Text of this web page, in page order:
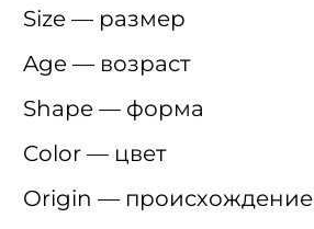
Size — размер
Age — возраст
Shape — форма
Color — цвет
Origin — происхождение